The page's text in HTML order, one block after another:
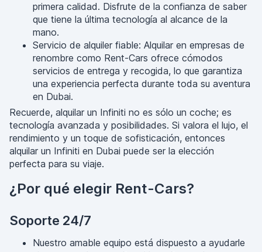
primera calidad. Disfrute de la confianza de saber
que tiene la última tecnología al alcance de la
mano.
Servicio de alquiler fiable: Alquilar en empresas de
renombre como Rent-Cars ofrece cómodos
servicios de entrega y recogida, lo que garantiza
una experiencia perfecta durante toda su aventura
en Dubai.
Recuerde, alquilar un Infiniti no es sólo un coche; es
tecnología avanzada y posibilidades. Si valora el lujo, el
rendimiento y un toque de sofisticación, entonces
alquilar un Infiniti en Dubai puede ser la elección
perfecta para su viaje.
¿Por qué elegir Rent-Cars?
Soporte 24/7
Nuestro amable equipo está dispuesto a ayudarle